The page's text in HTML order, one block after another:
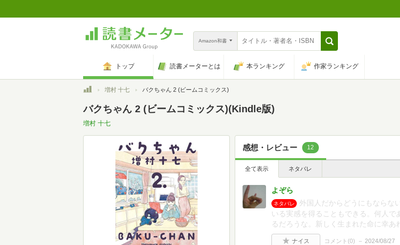
Amazon和書
トップ 読書メーターとは 本ランキング 作家ランキング
トップ増村 十七 バクちゃん 2 (ビームコミックス)
バクちゃん 2 (ビームコミックス)(Kindle版)
増村 十七
感想・レビュー 12
全て表示 ネタバレ
よぞら
ネタバレ
外国人だからどうにもならな
いる実感を得ることもできる。何人
るだろうな。新しく生まれた命に幸あ
ナイス コメント(0) 2024/08/27